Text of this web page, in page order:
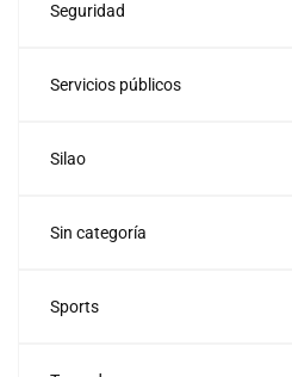
Seguridad
Servicios públicos
Silao
Sin categoría
Sports